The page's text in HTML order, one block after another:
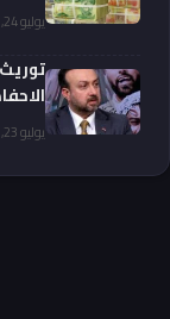
من
يوليو 24, 2026
يوليو 23, 2026